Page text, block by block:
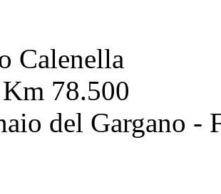
Calenella
78.500
del Gargano -